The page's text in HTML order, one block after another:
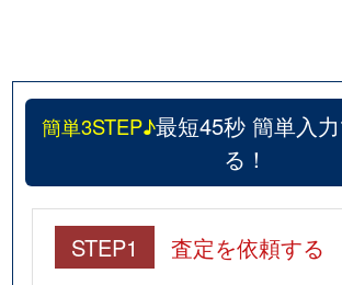
簡単3STEP♪最短45秒 簡単入
る！
STEP1 査定を依頼する